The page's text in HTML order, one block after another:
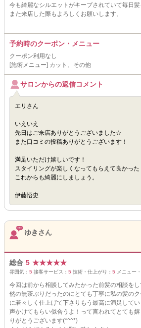
今も綺麗なシルエットがキープされていて毎日髪
また来店した際もよろしくお願いします。
予約時のクーポン・メニュー
クーポン利用なし
[施術メニュー] カット、その他
サロンからの返信コメント
エリさん
いえいえ
先日はご来店ありがとうございました☆
また口コミの投稿ありがとうございます！
満足いただけ嬉しいです！
スタイリングが楽しくなってもらえて良かった
これからも綺麗にしましょう。
伊藤悟史
ゆきさん
総合 5 ★★★★★
雰囲気： 5 接客サービス： 5 技術・仕上がり： 5 メニュー
今回は前から相談してみたかった前髪の相談を
然の無茶ぶりだったのにとても丁寧に私の髪の
に若々しく仕上げて下さりもう最高に満足して
声かけてもらい似合うよ！って言われてとても
りがとうございます(*^^*)